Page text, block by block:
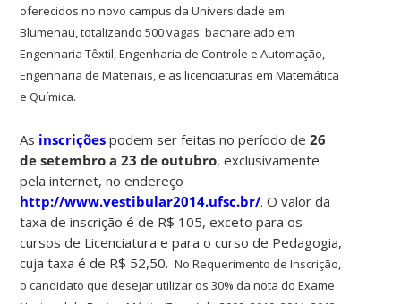
oferecidos no novo campus da Universidade em
Blumenau, totalizando 500 vagas: bacharelado em
Engenharia Têxtil, Engenharia de Controle e Automação,
Engenharia de Materiais, e as licenciaturas em Matemática
e Química.
As inscrições podem ser feitas no período de26
de setembro a 23 de outubro, exclusivamente
pela internet, no endereço
http://www.vestibular2014.ufsc.br/. O valor da
taxa de inscrição é de R$ 105, exceto para os
cursos de Licenciatura e para o curso de Pedagogia,
cuja taxa é de R$ 52,50. No Requerimento de Inscrição,
o candidato que desejar utilizar os 30% da nota do Exame